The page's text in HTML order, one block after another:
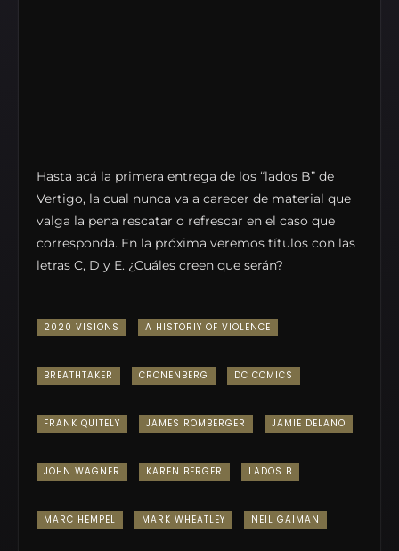
Hasta acá la primera entrega de los “lados B” de
Vertigo, la cual nunca va a carecer de material que
valga la pena rescatar o refrescar en el caso que
corresponda. En la próxima veremos títulos con las
letras C, D y E. ¿Cuáles creen que serán?
2020 VISIONS A HISTORIY OF VIOLENCE
BREATHTAKER CRONENBERG DC COMICS
FRANK QUITELY JAMES ROMBERGER JAMIE DELANO
JOHN WAGNER KAREN BERGER LADOS B
MARC HEMPEL MARK WHEATLEY NEIL GAIMAN